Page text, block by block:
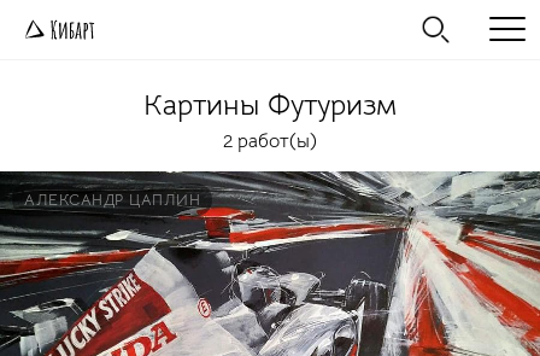
Картины Футуризм
2 работ(ы)
АЛЕКСАНДР ЦАПЛИН